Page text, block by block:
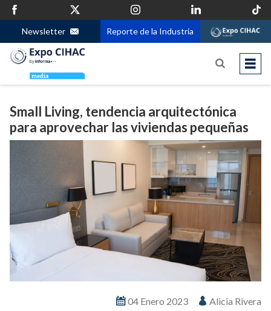
Newsletter Reporte de la Industria
Small Living, tendencia arquitectónica
para aprovechar las viviendas pequeñas
04 Enero 2023 Alicia Rivera